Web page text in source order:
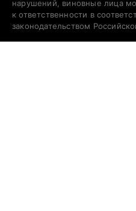
нарушений, виновные лица
к ответственности в
законодательством